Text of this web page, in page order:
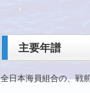
主要年譜
全日本海員組合の、戦